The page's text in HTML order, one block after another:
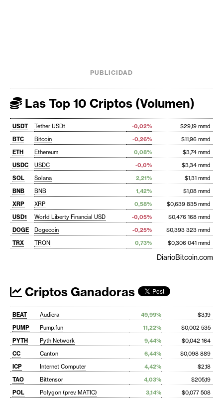
PUBLICIDAD
Las Top 10 Criptos (Volumen)
USDT Tether USDt -0,02%
$29,19 mmd
BTC
Bitcoin -0,26%
$11,96 mmd
ETH
Ethereum 0,08%
$3,74 mmd
USDC
USDC -0,0%
$3,34 mmd
SOL
Solana 2,21%
$1,31 mmd
BNB
BNB 1,42%
$1,08 mmd
XRP
XRP 0,58%
$0,639 835 mmd
USD1
World Liberty Financial USD -0,05%
$0,476 168 mmd
DOGE
Dogecoin -0,25%
$0,393 323 mmd
TRX
TRON 0,73% $0,306 041 mmd
DiarioBitcoin.com
Criptos Ganadoras
BEAT Audiera 49,99%
$3,19
PUMP
Pump.fun 11,22%
$0,002 535
PYTH
Pyth Network 9,44%
$0,042 164
CC
Canton 6,44%
$0,098 889
ICP
Internet Computer 4,42%
$2,18
TAO
Bittensor 4,03%
$205,19
POL
Polygon (prev. MATIC) 3,14%
$0,077 508